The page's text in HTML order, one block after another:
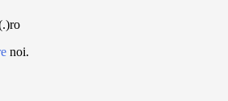
noi.